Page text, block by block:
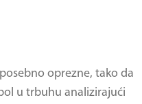
oprezne, tako da
u trbuhu analizirajući